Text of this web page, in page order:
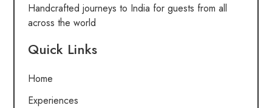
Handcrafted journeys to India for guests from all
across the world
Quick Links
Home
Experiences